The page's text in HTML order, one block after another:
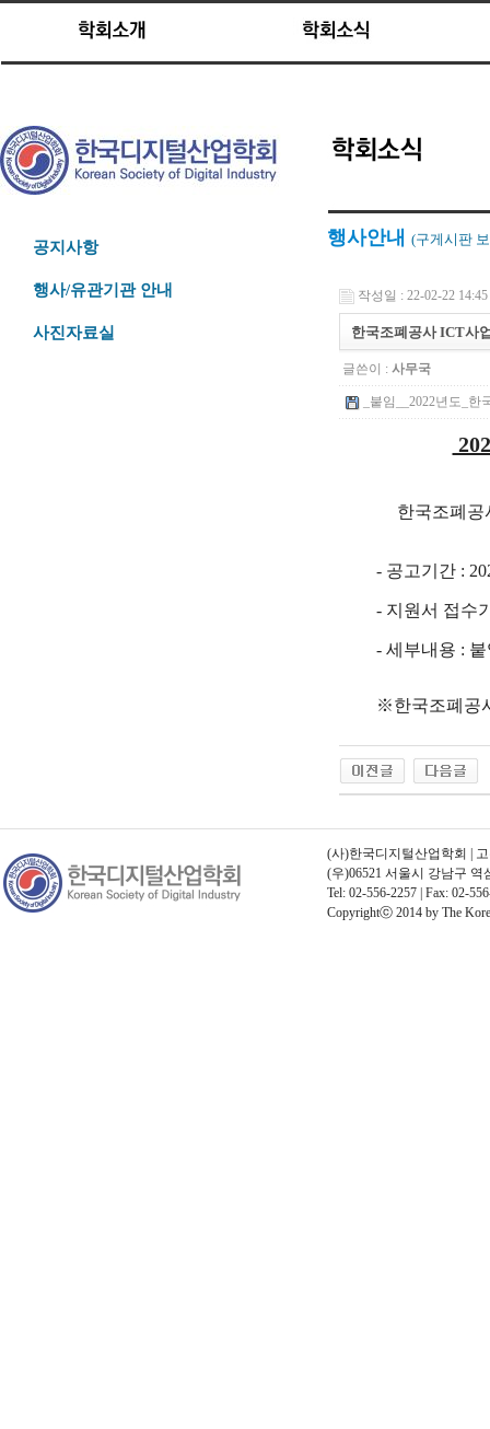
공지사항
행사/유관기관 안내
사진자료실
행사안내 (구게시판
작성일 : 22-02-22 14:45
한국조폐공사 ICT사
글쓴이 : 사무국
_붙임__2022년도_
한국조폐공
- 공고기간 :
- 지원서 접수
- 세부내용 :
※한국조폐공
(사)한국디지털산업학회 |
(우)06521 서울시 강남구
Tel: 02-556-2257 | Fax: 02-
Copyrightⓒ 2014 by The